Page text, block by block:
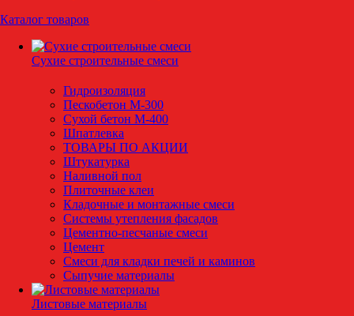
Каталог товаров
Сухие строительные смеси
Гидроизоляция
Пескобетон М-300
Сухой бетон М-400
Шпатлевка
ТОВАРЫ ПО АКЦИИ
Штукатурка
Наливной пол
Плиточные клеи
Кладочные и монтажные смеси
Системы утепления фасадов
Цементно-песчаные смеси
Цемент
Смеси для кладки печей и каминов
Сыпучие материалы
Листовые материалы